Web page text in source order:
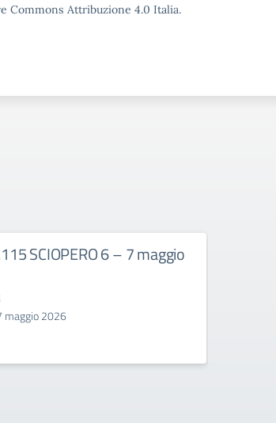
Commons Attribuzione 4.0 Italia.
SCIOPERO 6 – 7 maggio
maggio 2026